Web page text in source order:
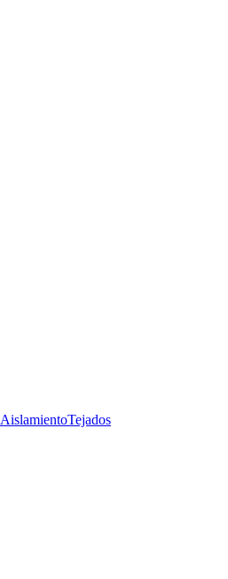
AislamientoTejados